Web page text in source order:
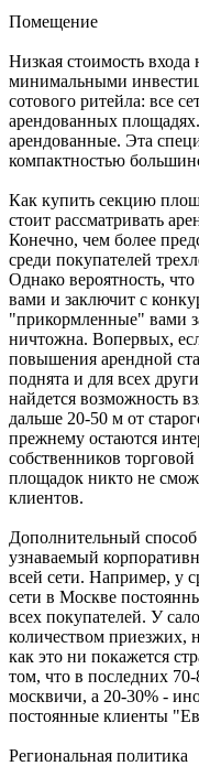
Помещение
Низкая стоимость
минимальными
сотового ритейла: все
арендованных
арендованные. Эта
компактностью
Как купить секцию
стоит рассматривать
Конечно, чем более
среди покупателей
Однако вероятность, что
вами и заключит с
"прикормленные" вами
ничтожна. Вопервых,
повышения арендной
поднята и для всех
найдется возможность
дальше 20-50 м от
прежнему остаются
собственников
площадок никто не
клиентов.
Дополнительный
узнаваемый
всей сети. Например, у
сети в Москве
всех покупателей. У
количеством приезжих,
как это ни покажется
том, что в последних
москвичи, а 20-30% -
постоянные клиенты
Региональная политика